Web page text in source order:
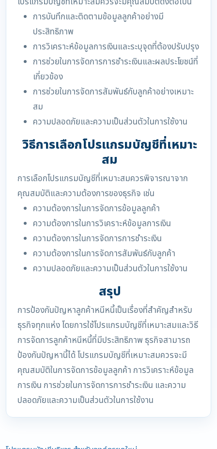
การบันทึกและติดตามข้อมูลลูกค้าอย่างมี
ประสิทธิภาพ
การวิเคราะห์ข้อมูลการเงินและระบุจุดที่ต้องปรับปรุง
การช่วยในการจัดการการชำระเงินและผลประโยชน์ที่
เกี่ยวข้อง
การช่วยในการจัดการสัมพันธ์กับลูกค้าอย่างเหมาะ
สม
ความปลอดภัยและความเป็นส่วนตัวในการใช้งาน
วิธีการเลือกโปรแกรมบัญชีที่เหมาะ
สม
การเลือกโปรแกรมบัญชีที่เหมาะสมควรพิจารณาจาก
คุณสมบัติและความต้องการของธุรกิจ เช่น
ความต้องการในการจัดการข้อมูลลูกค้า
ความต้องการในการวิเคราะห์ข้อมูลการเงิน
ความต้องการในการจัดการการชำระเงิน
ความต้องการในการจัดการสัมพันธ์กับลูกค้า
ความปลอดภัยและความเป็นส่วนตัวในการใช้งาน
สรุป
การป้องกันปัญหาลูกค้าหนีหนี้เป็นเรื่องที่สำคัญสำหรับ
ธุรกิจทุกแห่ง โดยการใช้โปรแกรมบัญชีที่เหมาะสมและวิธี
การจัดการลูกค้าหนีหนี้ที่มีประสิทธิภาพ ธุรกิจสามารถ
ป้องกันปัญหานี้ได้ โปรแกรมบัญชีที่เหมาะสมควรจะมี
คุณสมบัติในการจัดการข้อมูลลูกค้า การวิเคราะห์ข้อมูล
การเงิน การช่วยในการจัดการการชำระเงิน และความ
ปลอดภัยและความเป็นส่วนตัวในการใช้งาน